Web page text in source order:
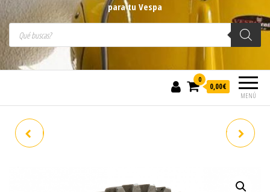
para tu Vespa
Búsqueda de productos
MENÚ
0
0,00€
PIÑÓN 2 VESPA 150 GS 38 Z PIÑÓN 4 VESPA 150 GS 42 Z